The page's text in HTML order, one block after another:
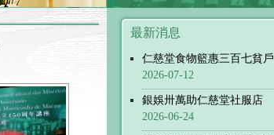
最新消息
仁慈堂食物籃惠三百七貧戶
2026-07-12
銀娛卅萬助仁慈堂社服店
2026-06-24